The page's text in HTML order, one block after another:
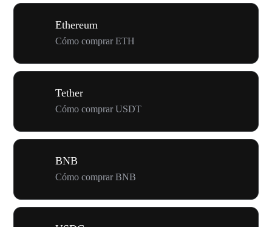
Ethereum
Cómo comprar ETH
Tether
Cómo comprar USDT
BNB
Cómo comprar BNB